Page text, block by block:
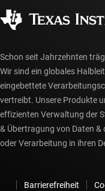
myTI-Konto FAQs
Schon seit Jahrzehnten
Wir sind ein globales
eingebettete
vertreibt. Unsere Produkte
effizienten Verwaltung der
& Übertragung von Daten &
oder Verarbeitung in ihren
Barrierefreiheit